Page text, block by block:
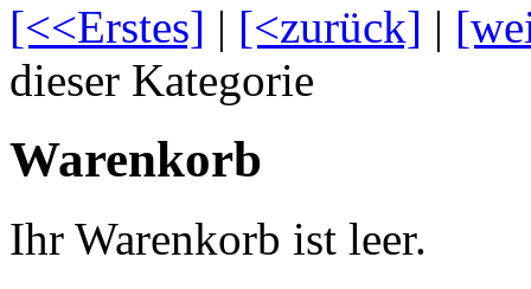
[<<Erstes] | [<zurück] |
dieser Kategorie
Warenkorb
Ihr Warenkorb ist leer.